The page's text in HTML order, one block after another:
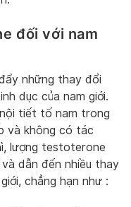
đối với nam
những thay đổi
dục của nam giới.
tiết tố nam trong
và không có tác
lượng testoterone
dẫn đến nhiều thay
chẳng hạn như :